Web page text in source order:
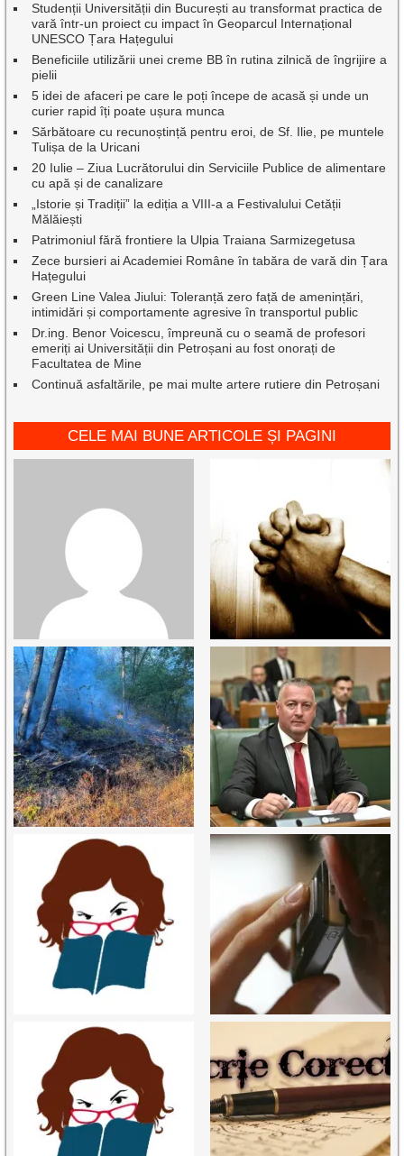
Studenții Universității din București au transformat practica de
vară într-un proiect cu impact în Geoparcul Internațional
UNESCO Țara Hațegului
Beneficiile utilizării unei creme BB în rutina zilnică de îngrijire a
pielii
5 idei de afaceri pe care le poți începe de acasă și unde un
curier rapid îți poate ușura munca
Sărbătoare cu recunoștință pentru eroi, de Sf. Ilie, pe muntele
Tulișa de la Uricani
20 Iulie – Ziua Lucrătorului din Serviciile Publice de alimentare
cu apă și de canalizare
„Istorie și Tradiții” la ediția a VIII-a a Festivalului Cetății
Mălăiești
Patrimoniul fără frontiere la Ulpia Traiana Sarmizegetusa
Zece bursieri ai Academiei Române în tabăra de vară din Țara
Hațegului
Green Line Valea Jiului: Toleranță zero față de amenințări,
intimidări și comportamente agresive în transportul public
Dr.ing. Benor Voicescu, împreună cu o seamă de profesori
emeriți ai Universității din Petroșani au fost onorați de
Facultatea de Mine
Continuă asfaltările, pe mai multe artere rutiere din Petroșani
CELE MAI BUNE ARTICOLE ȘI PAGINI